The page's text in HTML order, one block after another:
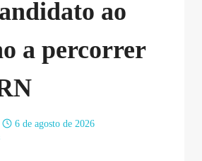
ao
a percorrer
6 de agosto de 2026